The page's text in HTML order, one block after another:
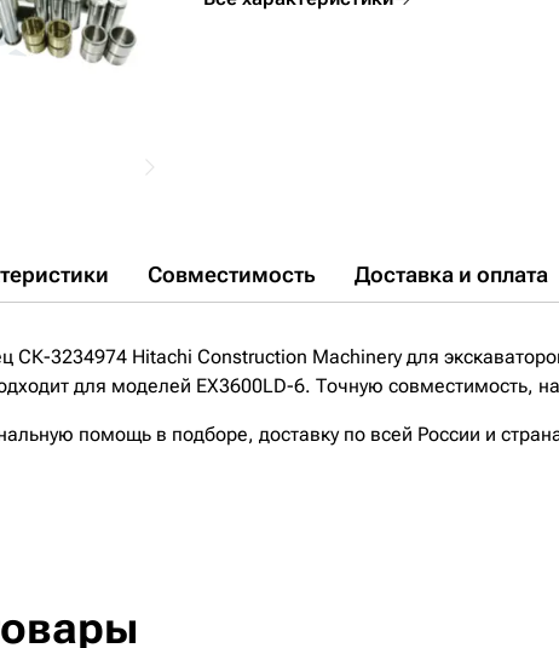
Совместимость Доставка и оплата
СК-3234974 Hitachi Construction Machinery для
для моделей EX3600LD-6. Точную совместимость,
помощь в подборе, доставку по всей России и